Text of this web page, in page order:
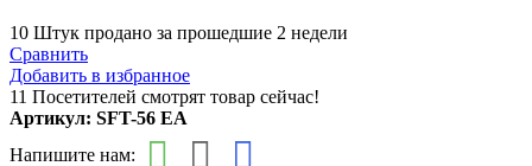
10 Штук продано за прошедшие 2 недели
Сравнить
Добавить в избранное
11 Посетителей смотрят товар сейчас!
Артикул: SFT-56 EA
Напишите нам: